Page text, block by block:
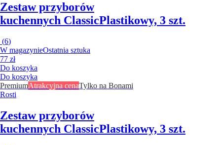
Zestaw przyborów
kuchennych ClassicPlastikowy, 3 szt.
(6)
W magazynieOstatnia sztuka
77 zł
Do koszyka
Do koszyka
PremiumAtrakcyjna cenaTylko na Bonami
Rosti
Zestaw przyborów
kuchennych ClassicPlastikowy, 3 szt.